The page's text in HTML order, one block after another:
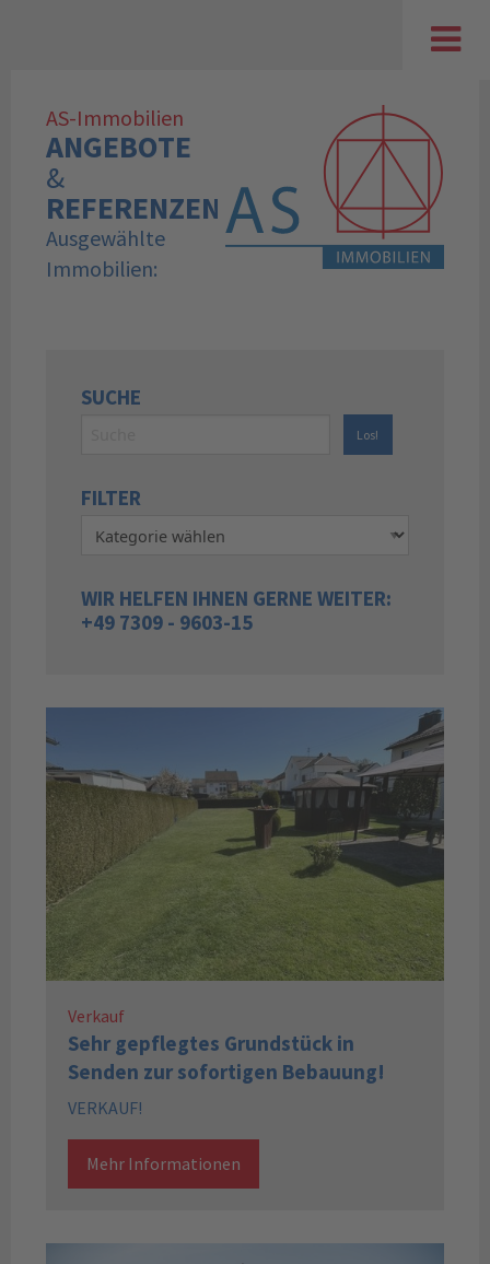
AS-Immobilien
ANGEBOTE
&
REFERENZEN
Ausgewählte
Immobilien:
SUCHE
Los!
FILTER
WIR HELFEN IHNEN GERNE WEITER:
+49 7309 - 9603-15
Verkauf
Sehr gepflegtes Grundstück in
Senden zur sofortigen Bebauung!
VERKAUF!
Mehr Informationen